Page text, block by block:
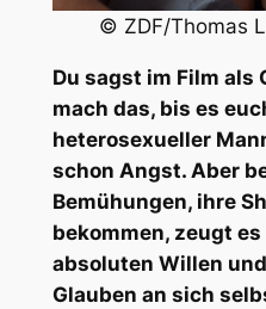
© ZDF/Thomas
Du sagst im Film als
mach das, bis es
heterosexueller
schon Angst. Aber
Bemühungen, ihre
bekommen, zeugt
absoluten Willen
Glauben an sich